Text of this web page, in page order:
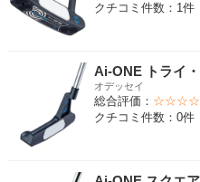
クチコミ件数：1件
Ai-ONE トライ
オデッセイ
総合評価：
クチコミ件数：0件